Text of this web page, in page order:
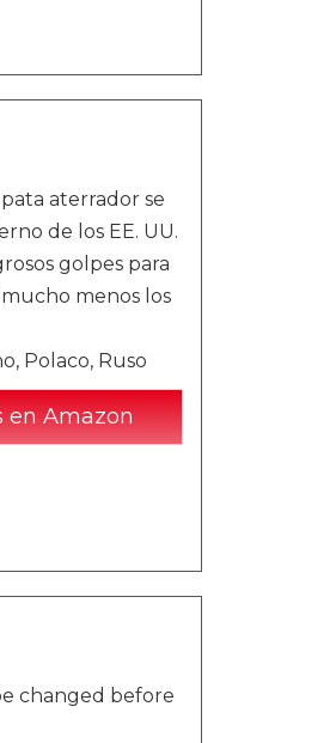
aterrador se
de los EE. UU.
golpes para
menos los
Polaco, Ruso
en Amazon
changed before